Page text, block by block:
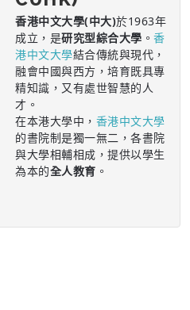
香港中文大學(中大)於1963年
成立，是研究型綜合大學 。 香
港中文大學結合傳統與現代，
融會中國與西方，培育既具專
精知識，又有處世智慧的人
才。
在本港大學中， 香港中文大學
的書院制是獨一無二，各書院
與大學相輔相成，提供以學生
為本的全人教育 。